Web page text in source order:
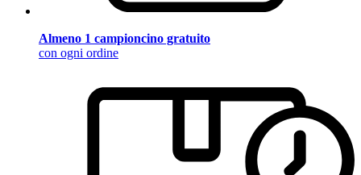
Almeno 1 campioncino gratuito
con ogni ordine